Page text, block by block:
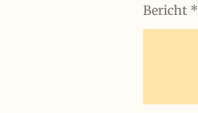
n
Bericht *